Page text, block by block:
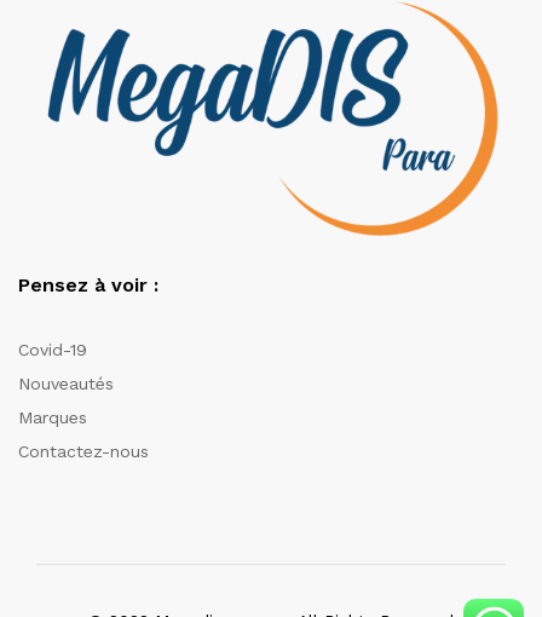
Pensez à voir :
Covid-19
Nouveautés
Marques
Contactez-nous